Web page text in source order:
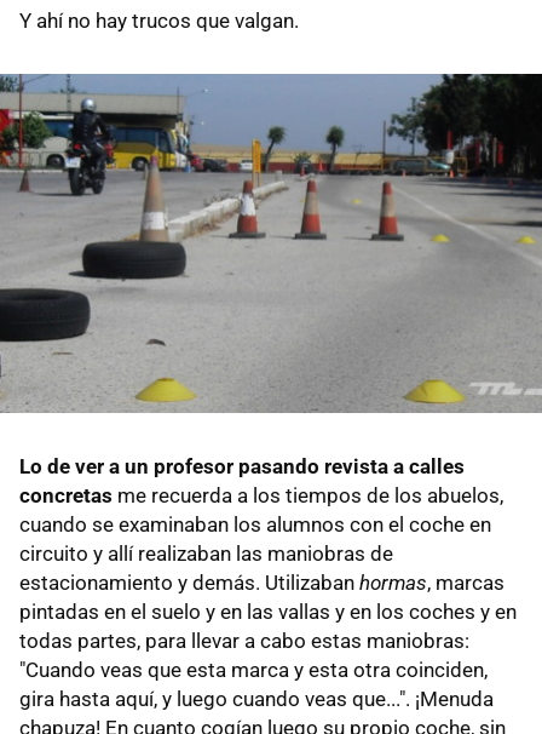
Y ahí no hay trucos que valgan.
Lo de ver a un profesor pasando revista a calles
concretas me recuerda a los tiempos de los abuelos,
cuando se examinaban los alumnos con el coche en
circuito y allí realizaban las maniobras de
estacionamiento y demás. Utilizaban hormas, marcas
pintadas en el suelo y en las vallas y en los coches y en
todas partes, para llevar a cabo estas maniobras:
"Cuando veas que esta marca y esta otra coinciden,
gira hasta aquí, y luego cuando veas que...". ¡Menuda
chapuza! En cuanto cogían luego su propio coche, sin